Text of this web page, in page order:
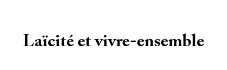
Laïcité et vivre-ensemble